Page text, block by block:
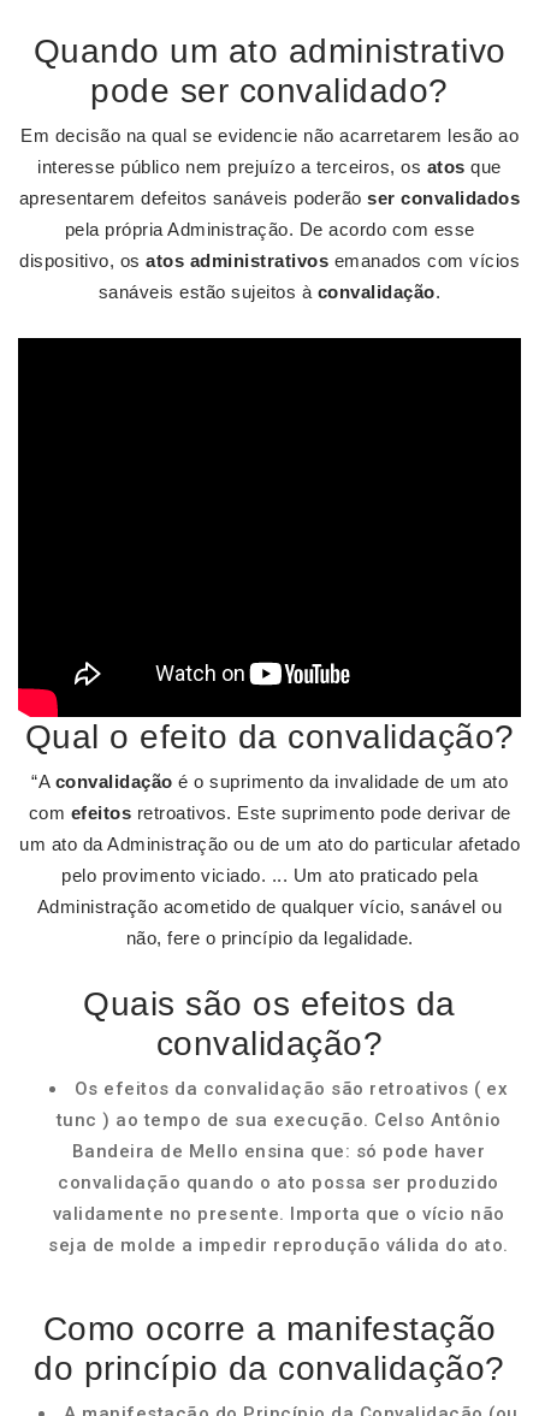
Quando um ato administrativo
pode ser convalidado?
Em decisão na qual se evidencie não acarretarem lesão ao
interesse público nem prejuízo a terceiros, os atos que
apresentarem defeitos sanáveis poderãoser convalidados
pela própria Administração. De acordo com esse
dispositivo, os atos administrativos emanados com vícios
sanáveis estão sujeitos à convalidação.
Qual o efeito da convalidação?
“A convalidação é o suprimento da invalidade de um ato
com efeitos retroativos. Este suprimento pode derivar de
um ato da Administração ou de um ato do particular afetado
pelo provimento viciado. ... Um ato praticado pela
Administração acometido de qualquer vício, sanável ou
não, fere o princípio da legalidade.
Quais são os efeitos da
convalidação?
Os efeitos da convalidação são retroativos ( ex
tunc ) ao tempo de sua execução. Celso Antônio
Bandeira de Mello ensina que: só pode haver
convalidação quando o ato possa ser produzido
validamente no presente. Importa que o vício não
seja de molde a impedir reprodução válida do ato.
Como ocorre a manifestação
do princípio da convalidação?